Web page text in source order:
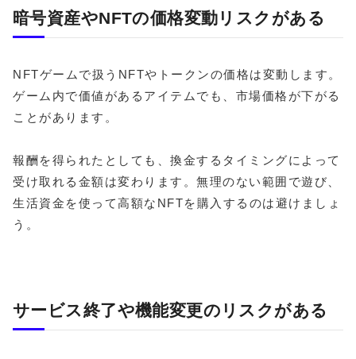
暗号資産やNFTの価格変動リスクがある
NFTゲームで扱うNFTやトークンの価格は変動します。
ゲーム内で価値があるアイテムでも、市場価格が下がる
ことがあります。
報酬を得られたとしても、換金するタイミングによって
受け取れる金額は変わります。無理のない範囲で遊び、
生活資金を使って高額なNFTを購入するのは避けましょ
う。
サービス終了や機能変更のリスクがある